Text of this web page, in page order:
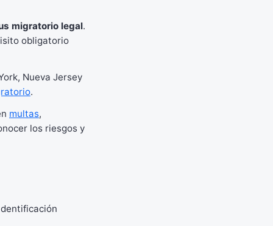
migratorio legal.
obligatorio
Nueva Jersey
.
multas,
los riesgos y